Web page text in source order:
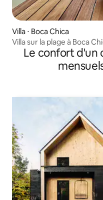
Villa ⋅ Boca Chica
Villa sur la plage à Boca
Le confort d'un